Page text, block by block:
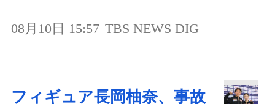
08月10日 15:57 TBS NEWS DIG
フィギュア長岡柚奈、事故